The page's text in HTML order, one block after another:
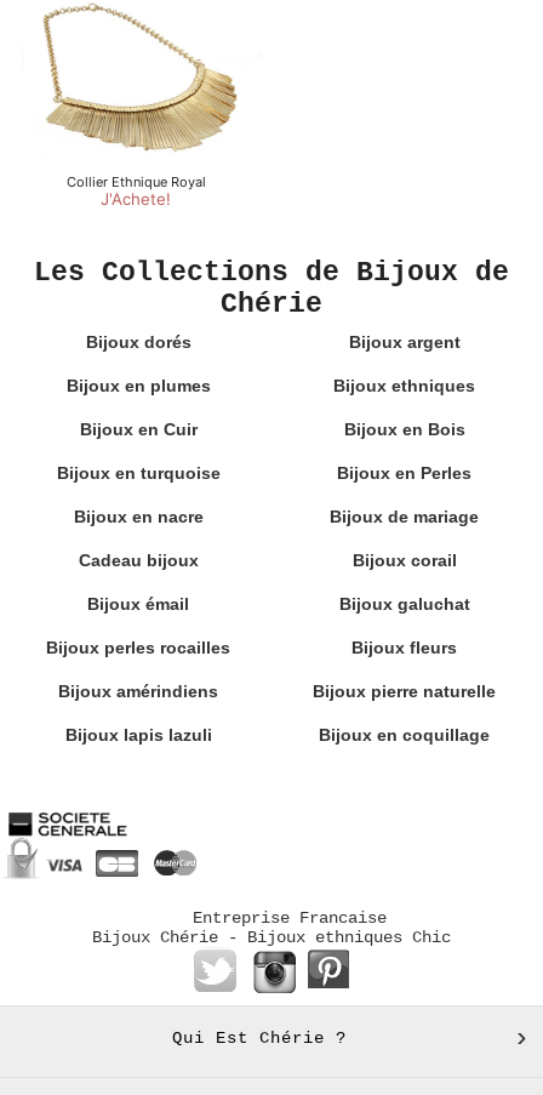
Les Collections de Bijoux de
Chérie
Bijoux dorés Bijoux argent
Bijoux en plumes Bijoux ethniques
Bijoux en Cuir Bijoux en Bois
Bijoux en turquoise Bijoux en Perles
Bijoux en nacre Bijoux de mariage
Cadeau bijoux Bijoux corail
Bijoux émail Bijoux galuchat
Bijoux perles rocailles Bijoux fleurs
Bijoux amérindiens Bijoux pierre naturelle
Bijoux lapis lazuli Bijoux en coquillage
Entreprise Francaise
Bijoux Chérie - Bijoux ethniques Chic
Qui Est Chérie ?